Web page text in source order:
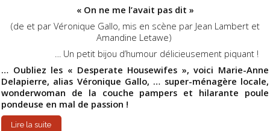
« On ne me l’avait pas dit »
(de et par Véronique Gallo, mis en scène par Jean Lambert et
Amandine Letawe)
… Un petit bijou d’humour délicieusement piquant !
… Oubliez les « Desperate Housewifes », voici Marie-Anne
Delapierre, alias Véronique Gallo, … super-ménagère locale,
wonderwoman de la couche pampers et hilarante poule
pondeuse en mal de passion !
Lire la suite